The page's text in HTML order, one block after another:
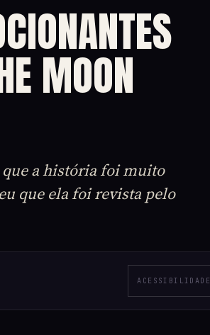
MOON
que a história foi muito
que ela foi revista pelo
ACESSIBILIDADE